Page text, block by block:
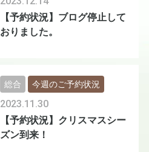
【予約状況】ブログ停止して
おりました。
【予約状況】クリスマスシー
ズン到来！
2023.11.30
総合 今週のご予約状況